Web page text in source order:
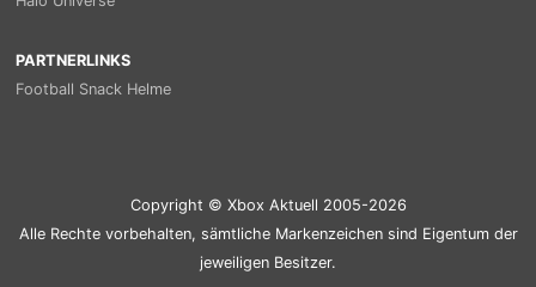
PARTNERLINKS
Football Snack Helme
Copyright © Xbox Aktuell 2005-2026
Alle Rechte vorbehalten, sämtliche Markenzeichen sind Eigentum der
jeweiligen Besitzer.